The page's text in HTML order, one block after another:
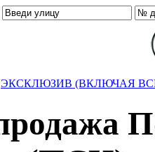
ЭКСКЛЮЗИВ (ВКЛЮЧАЯ